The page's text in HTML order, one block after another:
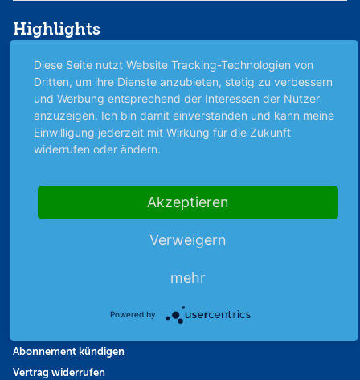
Highlights
Archiv
Börsenbericht
Börsengerüchte
Börsengespräche
Börsennews
Finanzpodcast
Abonnement kündigen
Vertrag widerrufen
Diese Seite nutzt Website Tracking-Technologien von
Dritten, um ihre Dienste anzubieten, stetig zu verbessern
und Werbung entsprechend der Interessen der Nutzer
anzuzeigen. Ich bin damit einverstanden und kann meine
Einwilligung jederzeit mit Wirkung für die Zukunft
widerrufen oder ändern.
Akzeptieren
Verweigern
mehr
Powered by